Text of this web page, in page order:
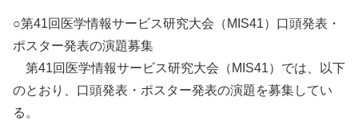
○第41回医学情報サービス研究大会（MIS41）口頭発表・
ポスター発表の演題募集
第41回医学情報サービス研究大会（MIS41）では、以下
のとおり、口頭発表・ポスター発表の演題を募集してい
る。